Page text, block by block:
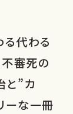
代わる
不審死の
と”カ
ーな一冊